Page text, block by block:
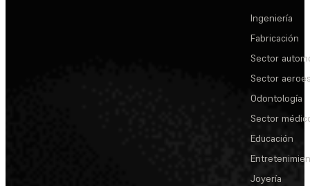
Ingeniería
Fabricación
Sector
Sector
Odontología
Sector
Educación
Joyería